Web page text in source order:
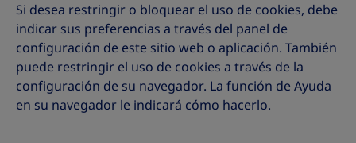
Si desea restringir o bloquear el uso de cookies, debe
indicar sus preferencias a través del panel de
configuración de este sitio web o aplicación. También
puede restringir el uso de cookies a través de la
configuración de su navegador. La función de Ayuda
en su navegador le indicará cómo hacerlo.